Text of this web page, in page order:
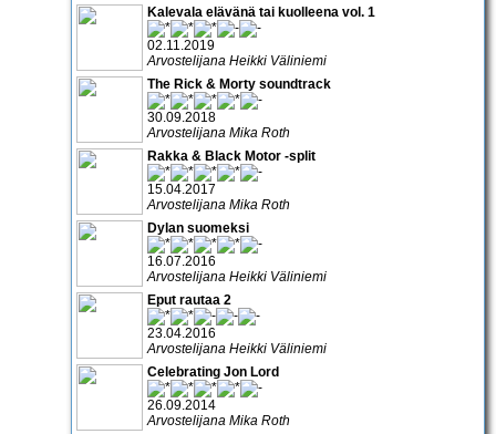
Kalevala elävänä tai kuolleena vol. 1
02.11.2019
Arvostelijana Heikki Väliniemi
The Rick & Morty soundtrack
30.09.2018
Arvostelijana Mika Roth
Rakka & Black Motor -split
15.04.2017
Arvostelijana Mika Roth
Dylan suomeksi
16.07.2016
Arvostelijana Heikki Väliniemi
Eput rautaa 2
23.04.2016
Arvostelijana Heikki Väliniemi
Celebrating Jon Lord
26.09.2014
Arvostelijana Mika Roth